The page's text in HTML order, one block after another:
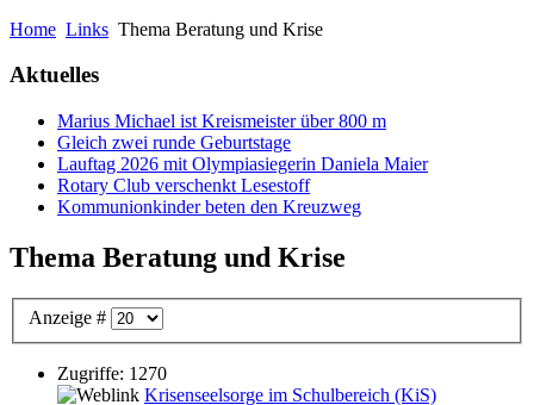
Home Links Thema Beratung und Krise
Aktuelles
Marius Michael ist Kreismeister über 800 m
Gleich zwei runde Geburtstage
Lauftag 2026 mit Olympiasiegerin Daniela Maier
Rotary Club verschenkt Lesestoff
Kommunionkinder beten den Kreuzweg
Thema Beratung und Krise
Anzeige #
Zugriffe: 1270
Krisenseelsorge im Schulbereich (KiS)